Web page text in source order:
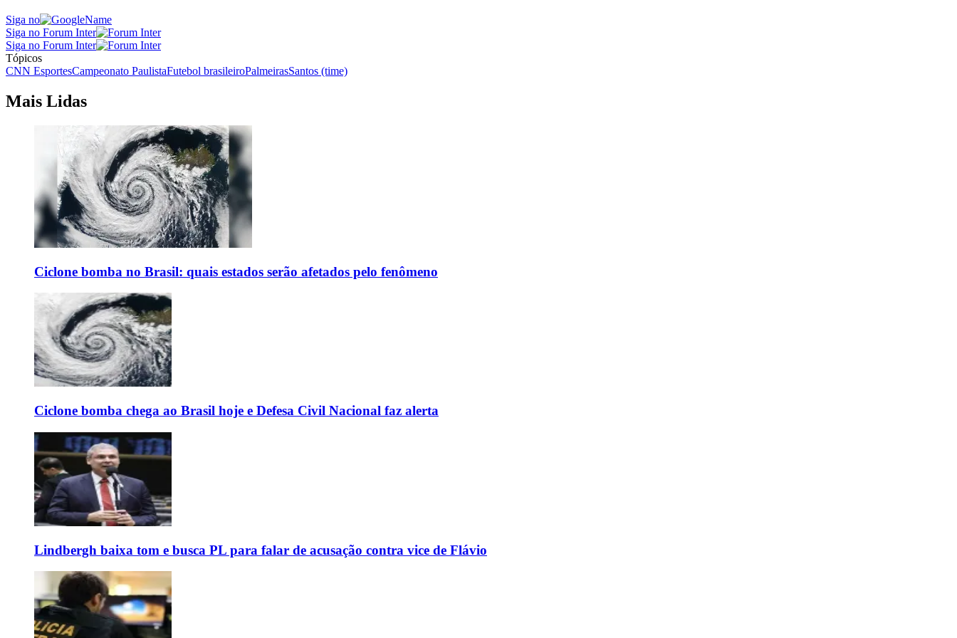
Siga no
Siga no Forum Inter
Siga no Forum Inter
Tópicos
CNN EsportesCampeonato PaulistaFutebol brasileiroPalmeirasSantos (time)
Mais Lidas
Ciclone bomba no Brasil: quais estados serão afetados pelo fenômeno
Ciclone bomba chega ao Brasil hoje e Defesa Civil Nacional faz alerta
Lindbergh baixa tom e busca PL para falar de acusação contra vice de Flávio